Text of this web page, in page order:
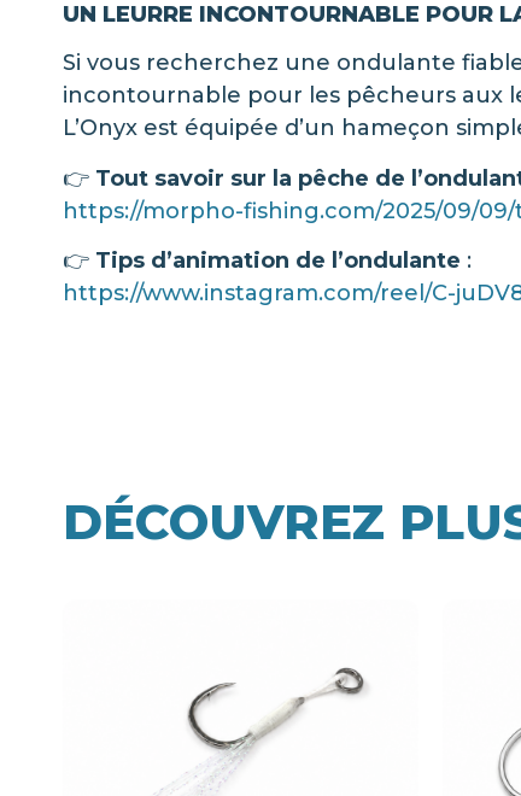
UN LEURRE INCONTOURNABLE POUR
Si vous recherchez une ondulante
incontournable pour les pêcheurs aux
L’Onyx est équipée d’un hameçon
👉 Tout savoir sur la pêche de
https://morpho-fishing.com/2025/09/
👉 Tips d’animation de l’ondulante :
https://www.instagram.com/reel/C-
DÉCOUVREZ